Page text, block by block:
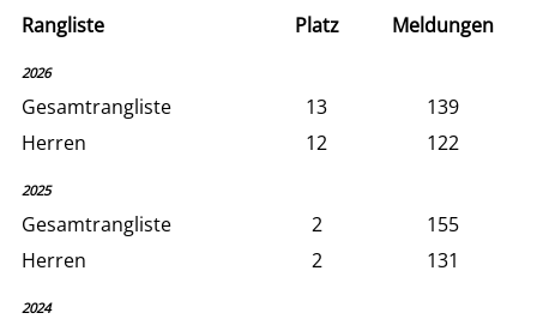
Rangliste Platz Meldungen
2026
Gesamtrangliste 13
139
Herren
12 122
2025
Gesamtrangliste 2
155
Herren
2 131
2024